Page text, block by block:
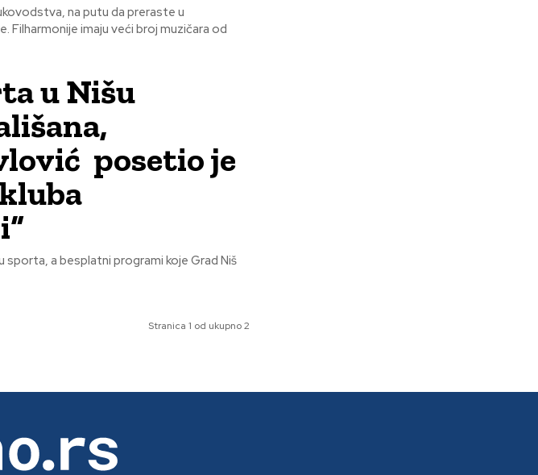
na putu da preraste u
u Nišu
posetio je
sporta, a besplatni programi koje Grad Niš
Stranica 1 od ukupno 2